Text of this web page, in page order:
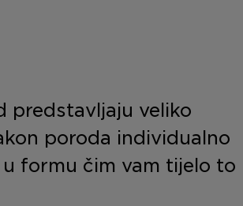
predstavljaju veliko
poroda individualno
formu čim vam tijelo to